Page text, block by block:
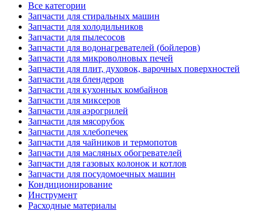
Все категории
Запчасти для стиральных машин
Запчасти для холодильников
Запчасти для пылесосов
Запчасти для водонагревателей (бойлеров)
Запчасти для микроволновых печей
Запчасти для плит, духовок, варочных поверхностей
Запчасти для блендеров
Запчасти для кухонных комбайнов
Запчасти для миксеров
Запчасти для аэрогрилей
Запчасти для мясорубок
Запчасти для хлебопечек
Запчасти для чайников и термопотов
Запчасти для масляных обогревателей
Запчасти для газовых колонок и котлов
Запчасти для посудомоечных машин
Кондиционирование
Инструмент
Расходные материалы